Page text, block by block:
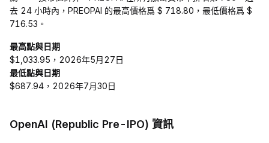
去 24 小時內，PREOPAI 的最高價格爲 $ 718.80，最低價格爲 $
716.53。
最高點與日期
$1,033.95，2026年5月27日
最低點與日期
$687.94，2026年7月30日
OpenAI (Republic Pre-IPO) 資訊